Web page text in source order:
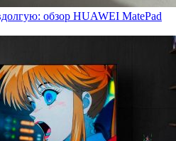
обзор HUAWEI MatePad